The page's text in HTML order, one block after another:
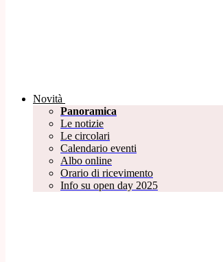
Novità
Panoramica
Le notizie
Le circolari
Calendario eventi
Albo online
Orario di ricevimento
Info su open day 2025